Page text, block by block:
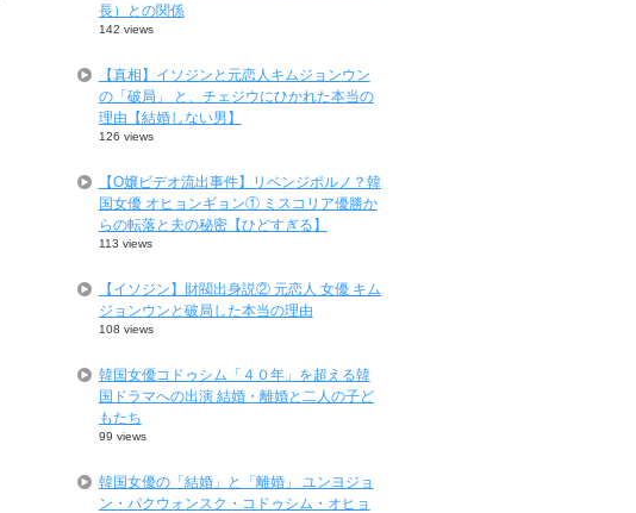
長）との関係
142 views
【真相】イソジンと元恋人キムジョンウン
の「破局」 と、チェジウにひかれた本当の
理由【結婚しない男】
126 views
【O嬢ビデオ流出事件】リベンジポルノ？韓
国女優 オヒョンギョン① ミスコリア優勝か
らの転落と夫の秘密【ひどすぎる】
113 views
【イソジン】財閥出身説② 元恋人 女優 キム
ジョンウンと破局した本当の理由
108 views
韓国女優コドゥシム「４０年」を超える韓
国ドラマへの出演 結婚・離婚と二人の子ど
もたち
99 views
韓国女優の「結婚」と「離婚」 ユンヨジョ
ン・パクウォンスク・コドゥシム・オヒョ